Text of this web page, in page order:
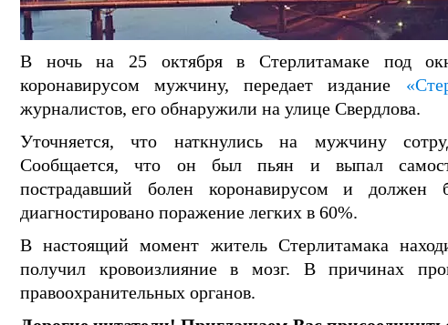
В ночь на 25 октября в Стерлитамаке под
коронавирусом мужчину, передает издание
журналистов, его обнаружили на улице Свердлова.
Уточняется, что наткнулись на мужчину
Сообщается, что он был пьян и выпал
пострадавший болен коронавирусом и должен
диагностировано поражение легких в 60%.
В настоящий момент житель Стерлитамака
получил кровоизлияние в мозг. В причинах
правоохранительных органов.